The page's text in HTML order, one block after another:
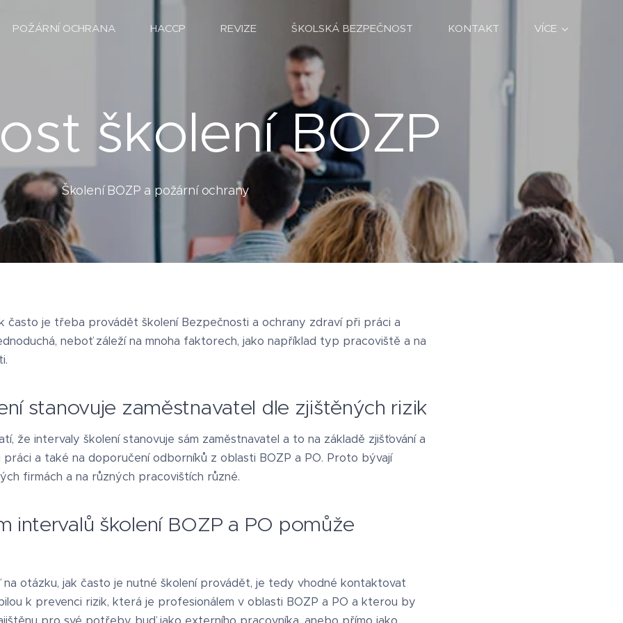
POŽÁRNÍ OCHRANA HACCP REVIZE ŠKOLSKÁ BEZPEČNOST KONTAKT VÍCE
školení BOZP
Školení BOZP a požární ochrany
často je třeba provádět školení Bezpečnosti a ochrany zdraví při práci a
neboť záleží na mnoha faktorech, jako například typ pracoviště a na
stanovuje zaměstnavatel dle zjištěných rizik
že intervaly školení stanovuje sám zaměstnavatel a to na základě zjišťování a
a také na doporučení odborníků z oblasti BOZP a PO. Proto bývají
firmách a na různých pracovištích různé.
intervalů školení BOZP a PO pomůže
otázku, jak často je nutné školení provádět, je tedy vhodné kontaktovat
k prevenci rizik, která je profesionálem v oblasti BOZP a PO a kterou by